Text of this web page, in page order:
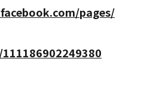
pages/